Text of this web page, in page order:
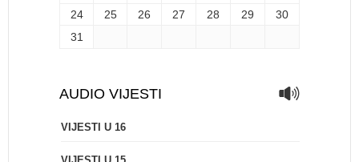
24
25 26 27 28 29
30
31
AUDIO VIJESTI
VIJESTI U 16